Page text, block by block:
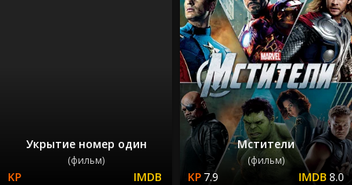
Укрытие номер один
(фильм)
Мстители
(фильм)
7.9 8.0